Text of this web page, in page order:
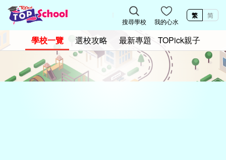
搜尋學校 我的心水
繁 简
學校一覽 選校攻略 最新專題 TOPick親子